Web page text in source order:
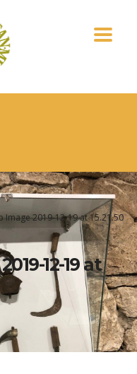
Image 2019-12-19 at 15.21.50
12-19 at